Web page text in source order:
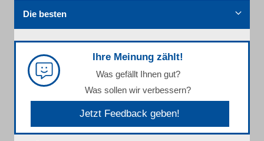
Die besten
Ihre Meinung zählt!
Was gefällt Ihnen gut?
Was sollen wir verbessern?
Jetzt Feedback geben!